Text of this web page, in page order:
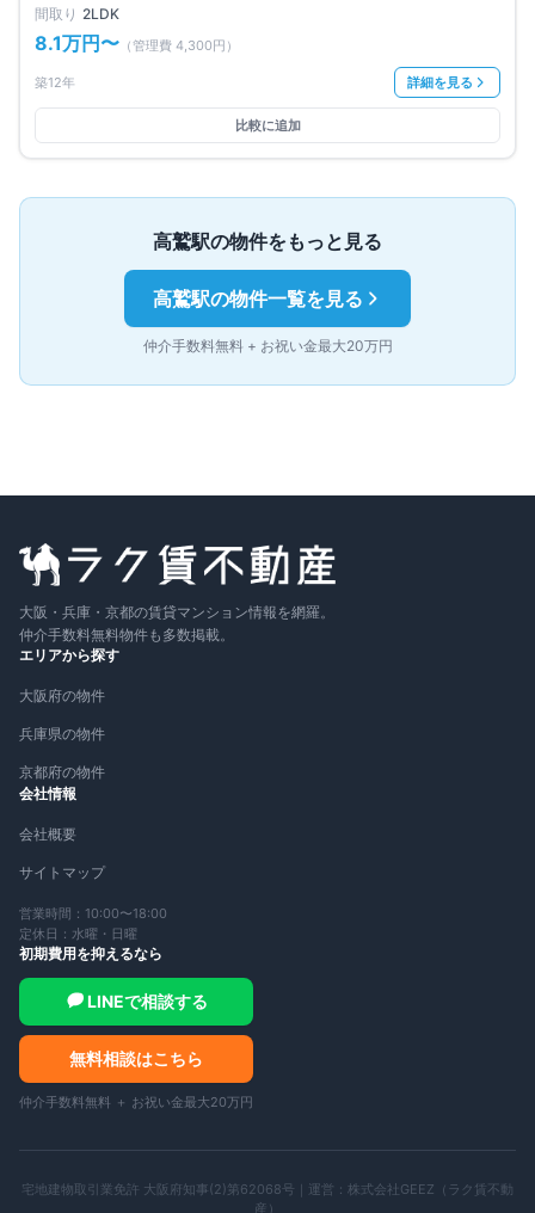
間取り 2LDK
8.1万円〜 （管理費 4,300円 ）
築12年 詳細を見る
比較に追加
高鷲駅の物件をもっと見る
高鷲駅の物件一覧を見る
仲介手数料無料 + お祝い金最大20万円
大阪・兵庫・京都の賃貸マンション情報を網羅。
仲介手数料無料物件も多数掲載。
エリアから探す
大阪府の物件
兵庫県の物件
京都府の物件
会社情報
会社概要
サイトマップ
営業時間：10:00〜18:00
定休日：水曜・日曜
初期費用を抑えるなら
LINEで相談する
無料相談はこちら
仲介手数料無料 ＋ お祝い金最大20万円
宅地建物取引業免許 大阪府知事(2)第62068号｜運営： 株式会社GEEZ（ラク賃不動
産）